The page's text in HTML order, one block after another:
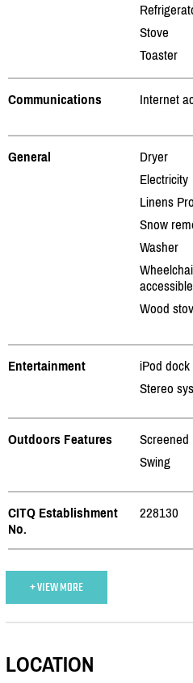
Stove
Toaster
Communications Internet
General
Dryer
Electricity
Linens
Snow
Washer
accessible
Wood
Entertainment
iPod dock
Stereo
Outdoors Features
Screened
Swing
CITQ Establishment
No.
228130
+ VIEW MORE
LOCATION